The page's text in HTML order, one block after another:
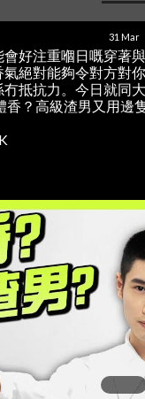
31 Mar
好注重嗰日嘅穿著
絕對能夠令對方對
抵抗力。今日就同
香？高級渣男又用邊